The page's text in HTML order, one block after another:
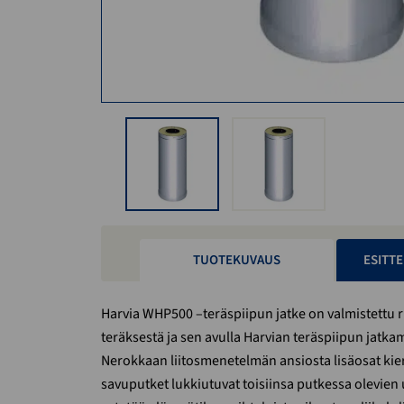
TUOTEKUVAUS
Harvia WHP500 –teräspiipun jatke on
teräksestä ja sen avulla Harvian teräspiipun
Nerokkaan liitosmenetelmän ansiosta lisäosat
savuputket lukkiutuvat toisiinsa putkessa olevien